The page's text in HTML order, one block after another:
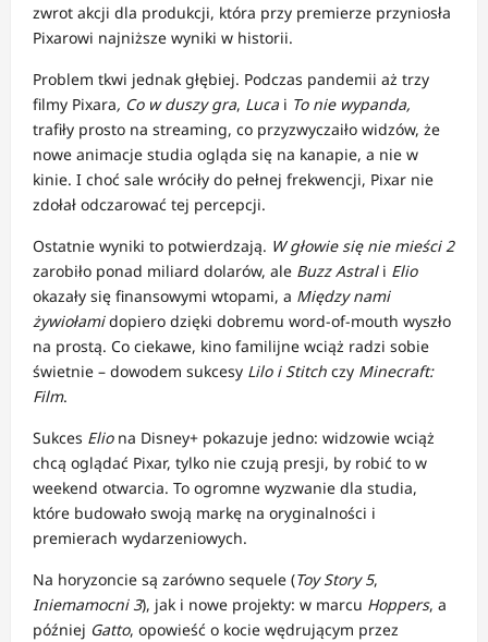
zwrot akcji dla produkcji, która przy premierze przyniosła
Pixarowi najniższe wyniki w historii.
Problem tkwi jednak głębiej. Podczas pandemii aż trzy
filmy Pixara, Co w duszy gra, Luca i To nie wypanda,
trafiły prosto na streaming, co przyzwyczaiło widzów, że
nowe animacje studia ogląda się na kanapie, a nie w
kinie. I choć sale wróciły do pełnej frekwencji, Pixar nie
zdołał odczarować tej percepcji.
Ostatnie wyniki to potwierdzają. W głowie się nie mieści2
zarobiło ponad miliard dolarów, ale Buzz Astrali Elio
okazały się finansowymi wtopami, a Między nami
żywiołamidopiero dzięki dobremu word-of-mouth wyszło
na prostą. Co ciekawe, kino familijne wciąż radzi sobie
świetnie – dowodem sukcesy Lilo i Stitch czy Minecraft:
Film.
Sukces Eliona Disney+ pokazuje jedno: widzowie wciąż
chcą oglądać Pixar, tylko nie czują presji, by robić to w
weekend otwarcia. To ogromne wyzwanie dla studia,
które budowało swoją markę na oryginalności i
premierach wydarzeniowych.
Na horyzoncie są zarówno sequele (Toy Story 5,
Iniemamocni 3), jak i nowe projekty: w marcu Hoppers, a
później Gatto, opowieść o kocie wędrującym przez